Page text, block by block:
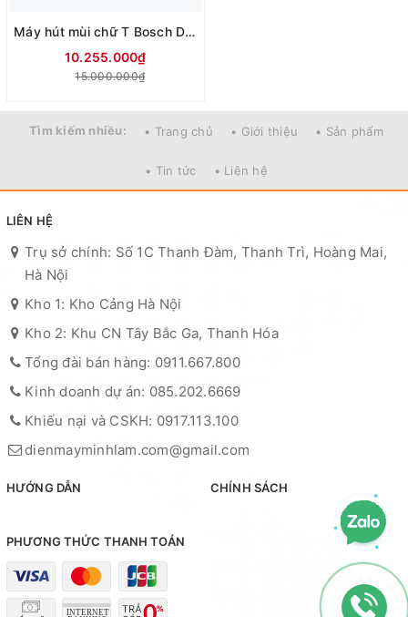
Máy hút mùi chữ T Bosch DWB77CM50 seri 6
10.255.000₫
15.000.000₫
Tìm kiếm nhiều: • Trang chủ • Giới thiệu • Sản phẩm
• Tin tức • Liên hệ
LIÊN HỆ
Trụ sở chính: Số 1C Thanh Đàm, Thanh Trì, Hoàng Mai,
Hà Nội
Kho 1: Kho Cảng Hà Nội
Kho 2: Khu CN Tây Bắc Ga, Thanh Hóa
Tổng đài bán hàng: 0911.667.800
Kinh doanh dự án: 085.202.6669
Khiếu nại và CSKH: 0917.113.100
dienmayminhlam.com@gmail.com
HƯỚNG DẪN CHÍNH SÁCH
PHƯƠNG THỨC THANH TOÁN